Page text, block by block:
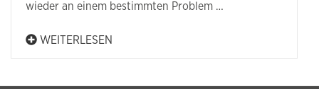
wieder an einem bestimmten Problem …
WEITERLESEN